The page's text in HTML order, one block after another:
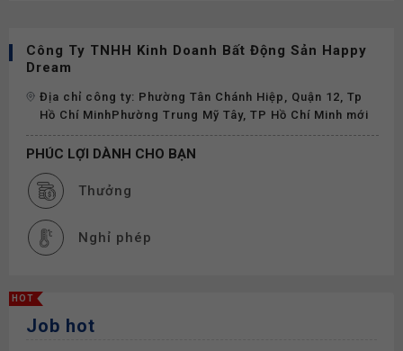
Công Ty TNHH Kinh Doanh Bất Động Sản Happy
Dream
Địa chỉ công ty: Phường Tân Chánh Hiệp, Quận 12, Tp
Hồ Chí MinhPhường Trung Mỹ Tây, TP Hồ Chí Minh mới
PHÚC LỢI DÀNH CHO BẠN
Thưởng
Nghỉ phép
HOT
Job hot